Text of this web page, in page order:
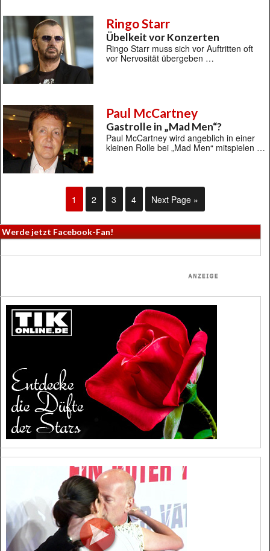
Ringo Starr
Übelkeit vor Konzerten
Ringo Starr muss sich vor Auftritten oft
vor Nervosität übergeben …
Paul McCartney
Gastrolle in „Mad Men“?
Paul McCartney wird angeblich in einer
kleinen Rolle bei „Mad Men“ mitspielen …
1 2 3 4 Next Page »
Werde jetzt Facebook-Fan!